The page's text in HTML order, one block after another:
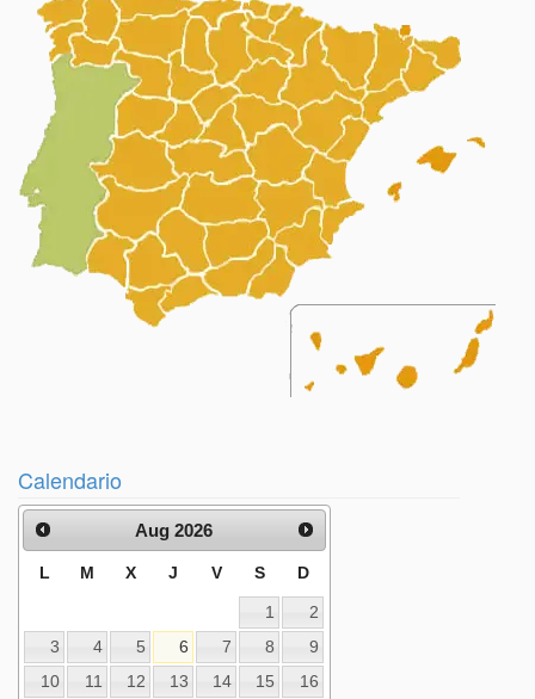
Calendario
Aug 2026
L M X J V S D
1
2
3
4 5 6 7 8
9
10
11 12 13 14 15
16